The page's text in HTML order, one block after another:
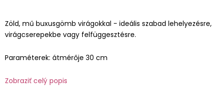
Zöld, mű buxusgömb virágokkal - ideális szabad lehelyezésre,
virágcserepekbe vagy felfüggesztésre.
Paraméterek: átmérője 30 cm
Zobraziť celý popis